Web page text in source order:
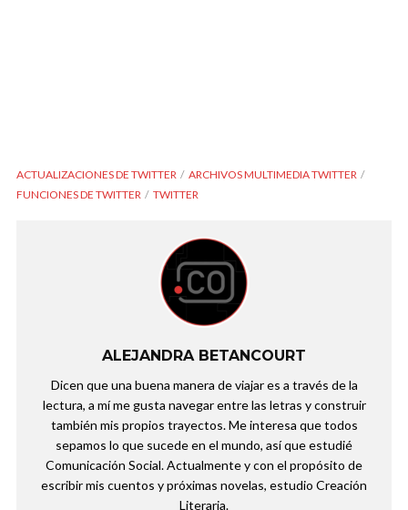
ACTUALIZACIONES DE TWITTER
ARCHIVOS MULTIMEDIA TWITTER
FUNCIONES DE TWITTER
TWITTER
ALEJANDRA BETANCOURT
Dicen que una buena manera de viajar es a través de la
lectura, a mí me gusta navegar entre las letras y construir
también mis propios trayectos. Me interesa que todos
sepamos lo que sucede en el mundo, así que estudié
Comunicación Social. Actualmente y con el propósito de
escribir mis cuentos y próximas novelas, estudio Creación
Literaria.